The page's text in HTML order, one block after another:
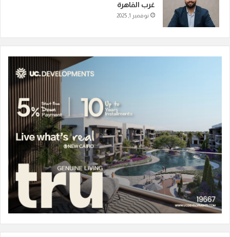
غرب القاهرة
نوفمبر 1, 2025